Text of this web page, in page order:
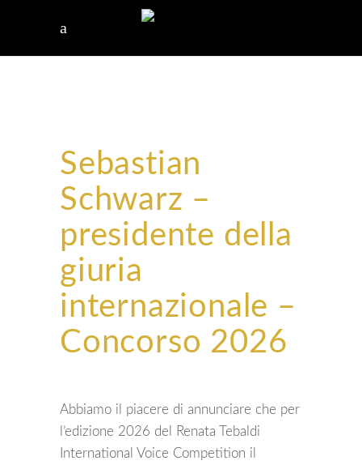
Sebastian
Schwarz –
presidente della
giuria
internazionale –
Concorso 2026
Abbiamo il piacere di annunciare che per
l’edizione 2026 del Renata Tebaldi
International Voice Competition il